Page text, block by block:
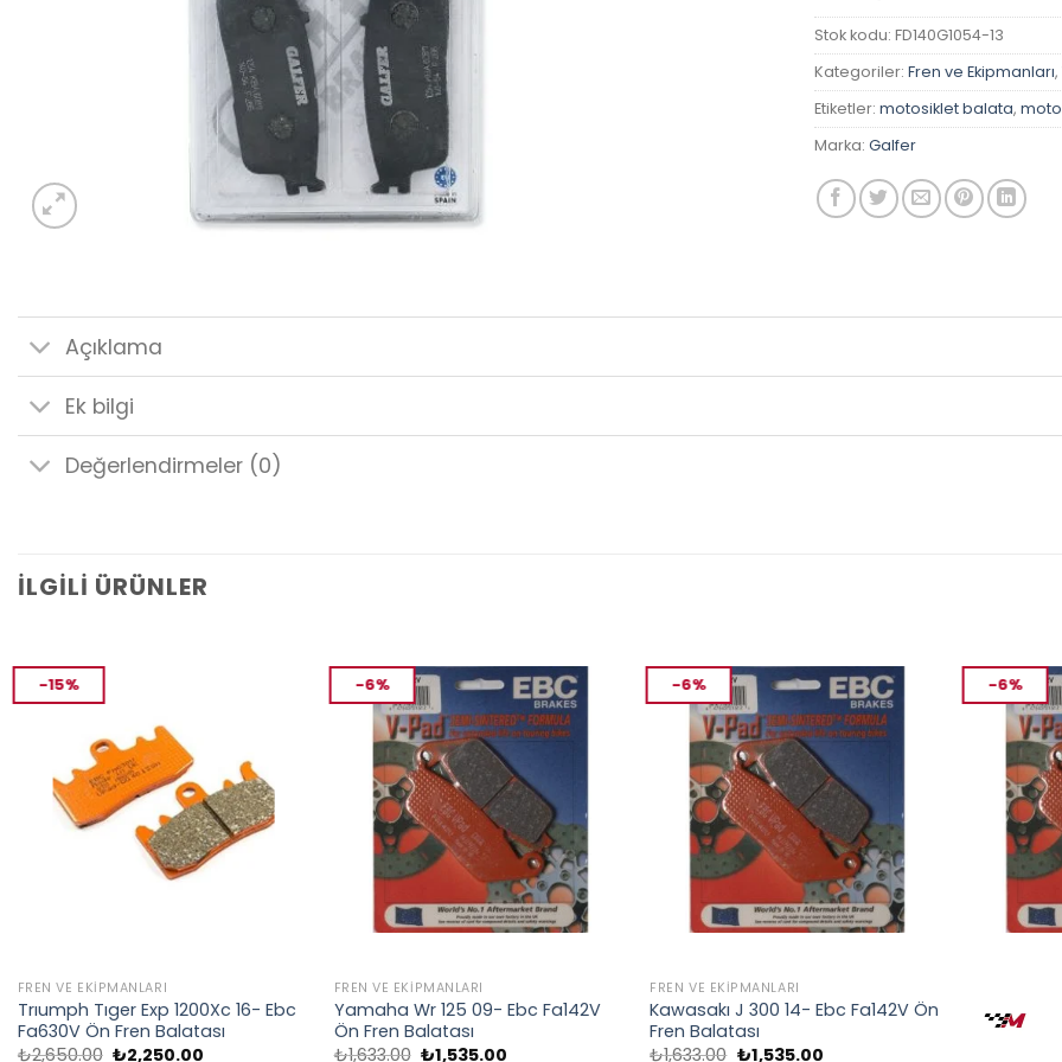
Stok kodu: FD140G1054-13
Kategoriler: Fren ve Ekipmanları,
Etiketler: motosiklet balata,
Marka: Galfer
Açıklama
Ek bilgi
Değerlendirmeler (0)
İLGILI ÜRÜNLER
-15%
FREN VE EKIPMANLARI
Trıumph Tıger Exp 1200Xc 16- Ebc
Fa630V Ön Fren Balatası
₺2,650.00 Orijinal
₺2,250.00
-6%
FREN VE EKIPMANLARI
Yamaha Wr 125 09- Ebc Fa142V
Ön Fren Balatası
₺1,633.00 Orijinal
₺1,535.00Şu
-6%
FREN VE EKIPMANLARI
Kawasakı J 300 14- Ebc Fa142V Ön
Fren Balatası
₺1,633.00 Orijinal
₺1,535.00Şu
-6%
Yamaha
Ön Fren